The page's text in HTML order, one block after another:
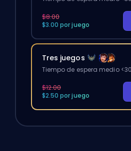
$8.00
$3.00 por juego
Tres juegos
Tiempo de espera medio
$12.00
$2.50 por juego